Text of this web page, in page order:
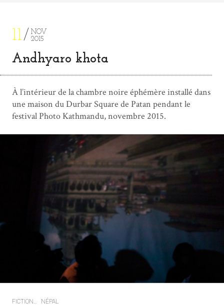
11
NOV
2015
Andhyaro khota
À l’intérieur de la chambre noire éphémère installé dans
une maison du Durbar Square de Patan pendant le
festival Photo Kathmandu, novembre 2015.
FICTION… NÉPAL